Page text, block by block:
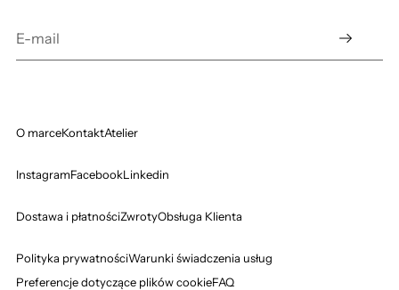
O marceKontaktAtelier
InstagramFacebookLinkedin
Dostawa i płatnościZwrotyObsługa Klienta
Polityka prywatnościWarunki świadczenia usług
Preferencje dotyczące plików cookieFAQ